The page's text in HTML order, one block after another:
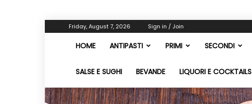
Friday, August 7, 2026 Sign in / Join
HOME ANTIPASTI PRIMI SECONDI
SALSE E SUGHI BEVANDE LIQUORI E COCKTAILS